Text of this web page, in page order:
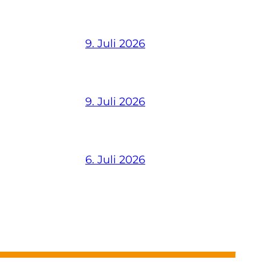
9. Juli 2026
9. Juli 2026
6. Juli 2026